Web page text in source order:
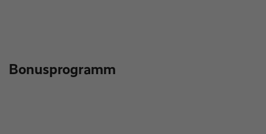
Bonusprogramm